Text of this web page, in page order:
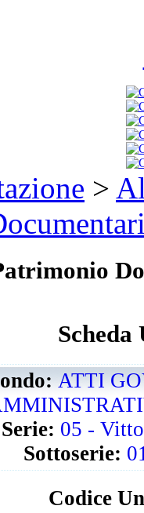
>
Scheda
ATTI
Serie: 05 -
Sottoserie:
Codice